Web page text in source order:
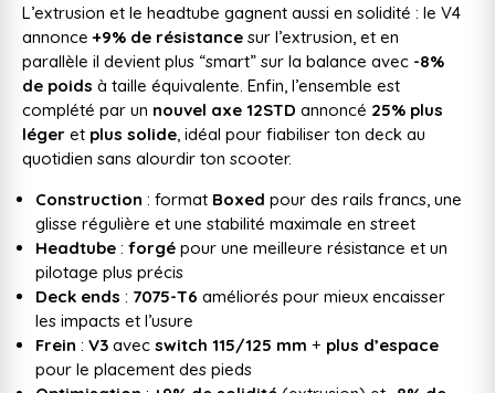
L’extrusion et le headtube gagnent aussi en solidité : le V4
annonce+9% de résistance sur l’extrusion, et en
parallèle il devient plus “smart” sur la balance avec -8%
de poids à taille équivalente. Enfin, l’ensemble est
complété par un nouvel axe 12STD annoncé 25% plus
léger et plus solide, idéal pour fiabiliser ton deck au
quotidien sans alourdir ton scooter.
Construction : format Boxed pour des rails francs, une
glisse régulière et une stabilité maximale en street
Headtube : forgé pour une meilleure résistance et un
pilotage plus précis
Deck ends : 7075-T6 améliorés pour mieux encaisser
les impacts et l’usure
Frein : V3 avec switch 115/125 mm + plus d’espace
pour le placement des pieds